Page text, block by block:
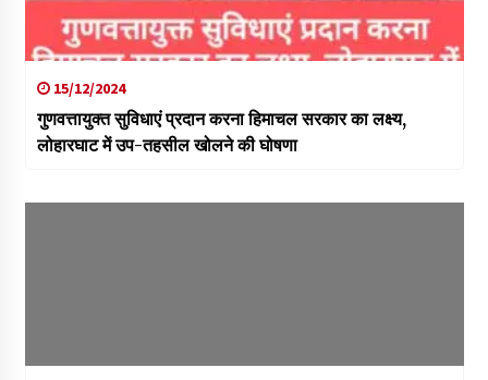
15/12/2024
गुणवत्तायुक्त सुविधाएं प्रदान करना हिमाचल सरकार का लक्ष्य,
लोहारघाट में उप-तहसील खोलने की घोषणा